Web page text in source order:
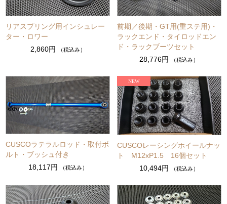
リアスプリング用インシュレー
ター・ロワー
2,860円
（税込み）
前期／後期・GT用(重ステ用)・
ラックエンド・タイロッドエン
ド・ラックブーツセット
28,776円
（税込み）
CUSCOラテラルロッド・取付ボ
ルト・ブッシュ付き
18,117円
（税込み）
CUSCOレーシングホイールナッ
ト M12xP1.5 16個セット
10,494円
（税込み）